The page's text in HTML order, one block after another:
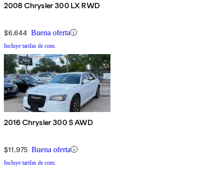
2008 Chrysler 300 LX RWD
$6,644 Buena oferta
Incluye tarifas de conc.
2016 Chrysler 300 S AWD
$11,975 Buena oferta
Incluye tarifas de conc.